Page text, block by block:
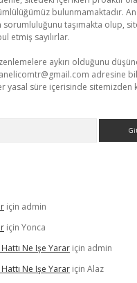
bulunmamaktadır.
sorumluluğunu taşımakta olup,
etmiş sayılırlar.
aykırı olduğunu
adresine
yasal süre içerisinde sitemizden
için admin
için Yonca
Ne Işe Yarar için admin
Ne Işe Yarar için Alaz